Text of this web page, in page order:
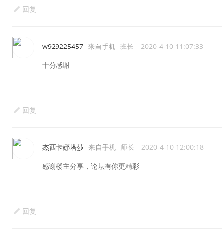
回复
w929225457 来自手机 班长 2020-4-10 11:07:33
十分感谢
回复
杰西卡娜塔莎 来自手机 师长 2020-4-10 12:00:18
感谢楼主分享，论坛有你更精彩
回复